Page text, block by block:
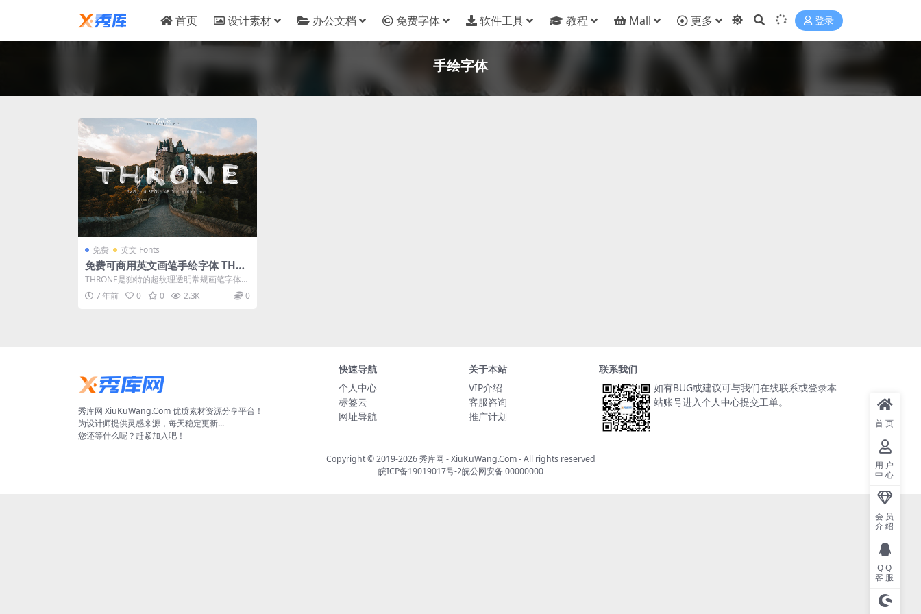
首页 设计素材 办公文档 免费字体 软件工具 教程 Mall 更多 登录
手绘字体
免费 英文 Fonts
免费可商用英文画笔手绘字体 THR
ONE 下载
THRONE是独特的超纹理透明常规画笔字体，
此字体将帮助您使项目真正逼真而自然地...
7 年前 0 0 2.3K 0
秀库网 XiuKuWang.Com 优质素材资源分享平台！
为设计师提供灵感来源，每天稳定更新...
您还等什么呢？赶紧加入吧！
快速导航
个人中心
标签云
网址导航
关于本站
VIP介绍
客服咨询
推广计划
联系我们
如有BUG或建议可与我们在线联系或登录本
站账号进入个人中心提交工单。
Copyright © 2019-2026秀库网 - XiuKuWang.Com- All rights reserved
皖ICP备19019017号-2皖公网安备 00000000
首页
用户
中心
会员
介绍
QQ
客服